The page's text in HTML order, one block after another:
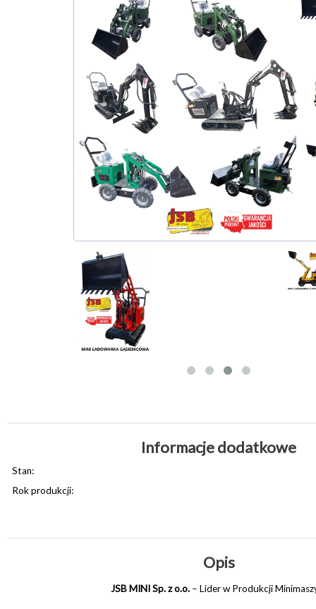
Informacje dodatkowe
Stan:
Rok produkcji:
Opis
JSB MINI Sp. z o.o.– Lider w Produkcji